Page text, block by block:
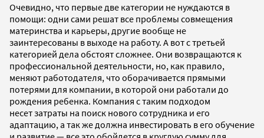
Очевидно, что первые две категории не нуждаются в
помощи: одни сами решат все проблемы совмещения
материнства и карьеры, другие вообще не
заинтересованы в выходе на работу. А вот с третьей
категорией дела обстоят сложнее. Они возвращаются к
профессиональной деятельности, но, как правило,
меняют работодателя, что оборачивается прямыми
потерями для компании, в которой они работали до
рождения ребенка. Компания с таким подходом
несет затраты на поиск нового сотрудника и его
адаптацию, а так же должна инвестировать в его обучение